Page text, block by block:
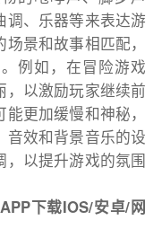
调、乐器等来表达游
景和故事相匹配，
例如，在冒险游戏
，以激励玩家继续前
更加缓慢和神秘，
音效和背景音乐的设
，以提升游戏的氛围
下载IOS/安卓/网